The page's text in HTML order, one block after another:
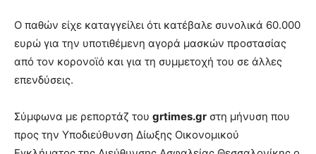
Ο παθών είχε καταγγείλει ότι κατέβαλε συνολικά 60.000
ευρώ για την υποτιθέμενη αγορά μασκών προστασίας
από τον κορονοϊό και για τη συμμετοχή του σε άλλες
επενδύσεις.
Σύμφωνα με ρεπορτάζ του grtimes.gr στη μήνυση που
προς την Υποδιεύθυνση Δίωξης Οικονομικού